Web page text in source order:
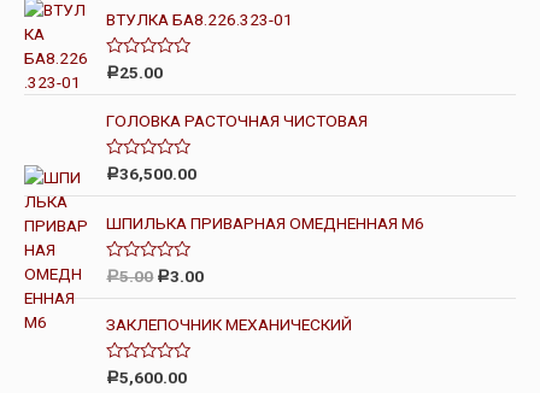
е
н
к
0
и
5
ВТУЛКА БА8.226.323-01
О
е
н
к
а
0
и
з
Р25.00
ГОЛОВКА РАСТОЧНАЯ ЧИСТОВАЯ
О
е
н
к
а
0
и
з
Р36,500.00
ШПИЛЬКА ПРИВАРНАЯ ОМЕДНЕННАЯ М6
О
е
н
к
а
0
и
Р5.00 Р3.00
ЗАКЛЕПОЧНИК МЕХАНИЧЕСКИЙ
О
Р5,600.00